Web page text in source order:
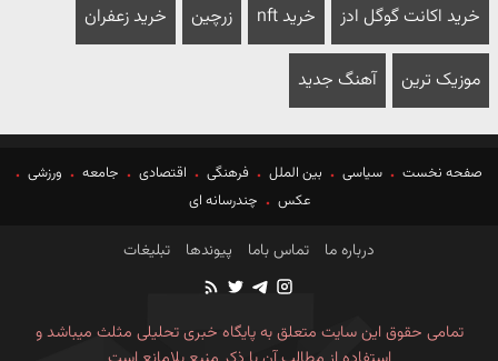
خرید اکانت گوگل ادز خرید nft زرچین خرید زعفران
موزیک ترین آهنگ جدید
صفحه نخست سیاسی بین الملل فرهنگی اقتصادی جامعه
ورزشی
عکس
چندرسانه ای
درباره ما تماس باما پیوندها تبلیغات
تمامی حقوق این سایت متعلق به پایگاه خبری تحلیلی مثلث میباشد و